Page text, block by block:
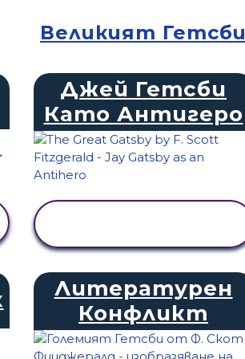
Великият Гетсби
Джей Гетсби
Като Антигеро
Литературен
Конфликт